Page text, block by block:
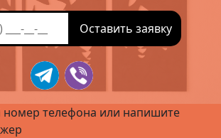
номер телефона или напишите